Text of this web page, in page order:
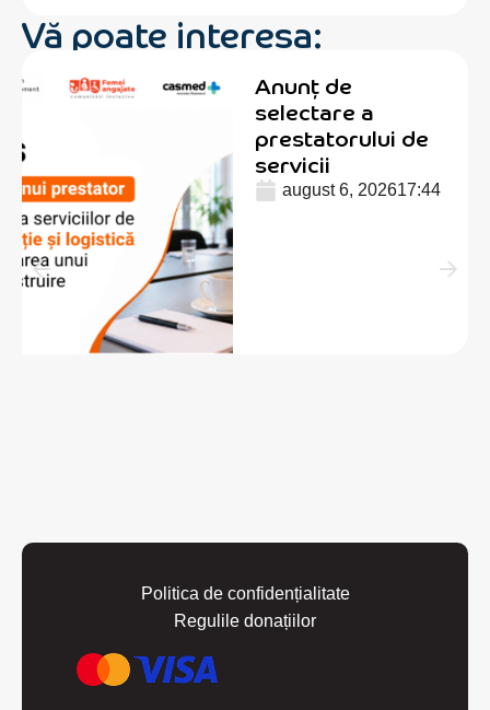
Vă poate interesa:
Anunț de
selectare a
prestatorului de
servicii
august 6, 202617:44
Politica de confidențialitate
Regulile donațiilor